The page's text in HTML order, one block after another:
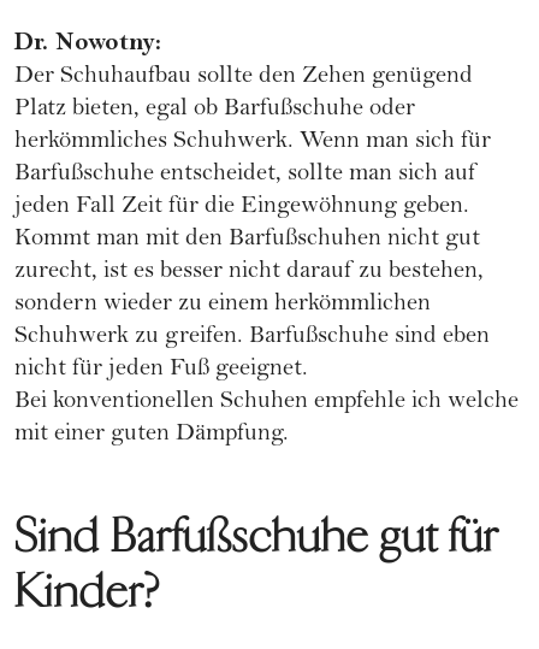
Dr. Nowotny:
Der Schuhaufbau sollte den Zehen genügend
Platz bieten, egal ob Barfußschuhe oder
herkömmliches Schuhwerk. Wenn man sich für
Barfußschuhe entscheidet, sollte man sich auf
jeden Fall Zeit für die Eingewöhnung geben.
Kommt man mit den Barfußschuhen nicht gut
zurecht, ist es besser nicht darauf zu bestehen,
sondern wieder zu einem herkömmlichen
Schuhwerk zu greifen. Barfußschuhe sind eben
nicht für jeden Fuß geeignet.
Bei konventionellen Schuhen empfehle ich welche
mit einer guten Dämpfung.
Sind Barfußschuhe gut für
Kinder?